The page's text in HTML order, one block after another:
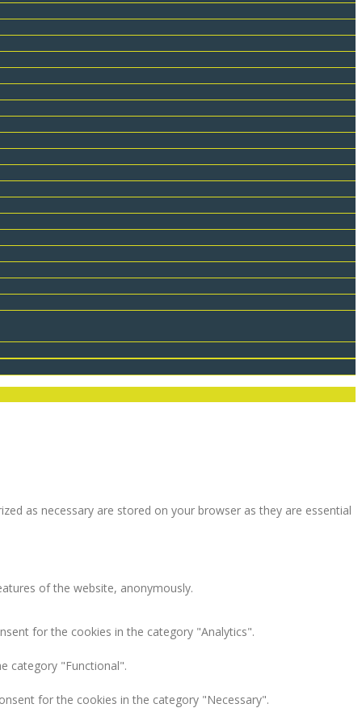
as necessary are stored on your browser as they are essential
of the website, anonymously.
for the cookies in the category "Analytics".
category "Functional".
for the cookies in the category "Necessary".